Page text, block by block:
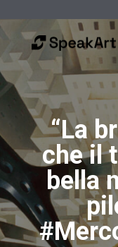
“La
che il
bella